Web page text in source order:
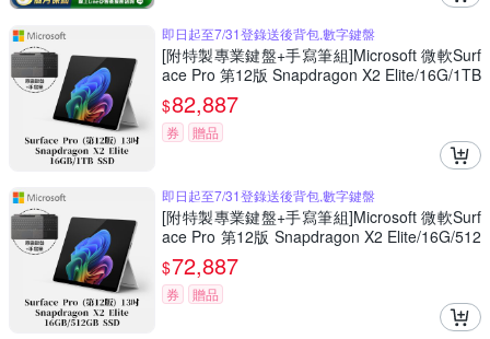
即日起至7/31登錄送後背包,數字鍵盤
[附特製專業鍵盤+手寫筆組]Microsoft 微軟Surf
ace Pro 第12版 Snapdragon X2 Elite/16G/1TB
白金平板筆電EP2-65021
$82,887
券 贈品
即日起至7/31登錄送後背包,數字鍵盤
[附特製專業鍵盤+手寫筆組]Microsoft 微軟Surf
ace Pro 第12版 Snapdragon X2 Elite/16G/512
G 白金平板筆電EP2-65139
$72,887
券 贈品